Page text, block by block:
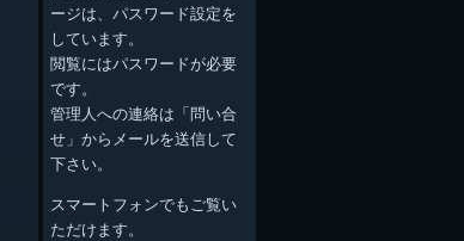
ージは、パスワード設定を
しています。
閲覧にはパスワードが必要
です。
管理人への連絡は「問い合
せ」からメールを送信して
下さい。
スマートフォンでもご覧い
ただけます。